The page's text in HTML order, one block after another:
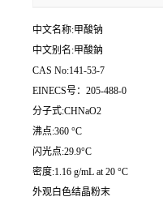
中文名称:甲酸钠
中文别名:甲酸鈉
CAS No:141-53-7
EINECS号：205-488-0
分子式:CHNaO2
沸点:360 °C
闪光点:29.9°C
密度:1.16 g/mL at 20 °C
外观白色结晶粉末